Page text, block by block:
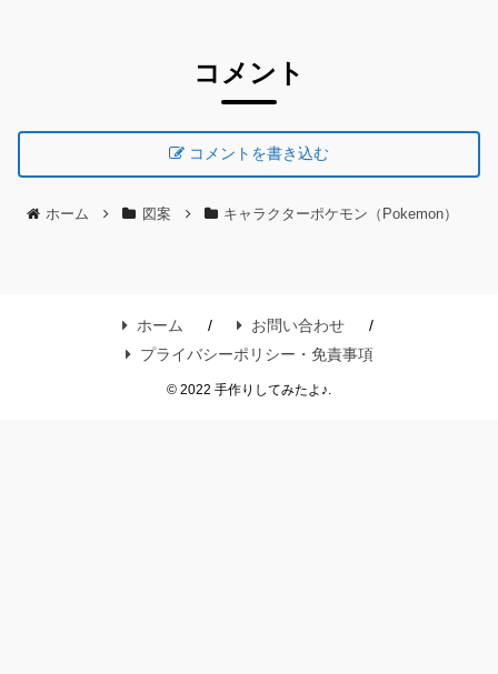
コメント
コメントを書き込む
ホーム 図案 キャラクターポケモン（Pokemon）
ホーム
お問い合わせ
プライバシーポリシー・免責事項
© 2022 手作りしてみたよ♪.